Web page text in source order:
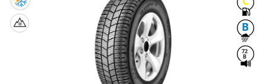
B
72
B